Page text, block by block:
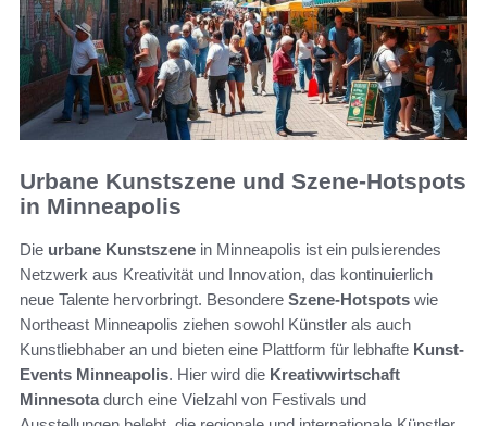
Urbane Kunstszene und Szene-Hotspots
in Minneapolis
Die urbane Kunstszene in Minneapolis ist ein pulsierendes
Netzwerk aus Kreativität und Innovation, das kontinuierlich
neue Talente hervorbringt. Besondere Szene-Hotspots wie
Northeast Minneapolis ziehen sowohl Künstler als auch
Kunstliebhaber an und bieten eine Plattform für lebhafte Kunst-
Events Minneapolis. Hier wird die Kreativwirtschaft
Minnesotadurch eine Vielzahl von Festivals und